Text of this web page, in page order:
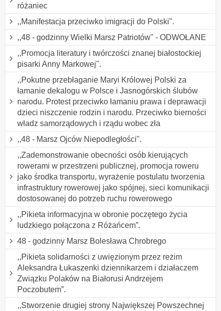
różaniec
,,Manifestacja przeciwko imigracji do Polski".
,,48 - godzinny Wielki Marsz Patriotów" - ODWOŁANE
,,Promocja literatury i twórczości znanej białostockiej
pisarki Anny Markowej".
,,Pokutne przebłaganie Maryi Królowej Polski za
łamanie dekalogu w Polsce i Jasnogórskich ślubów
narodu. Protest przeciwko łamaniu prawa i deprawacji
dzieci niszczenie rodzin i narodu. Przeciwko bierności
władz samorządowych i rządu wobec zła
,,48 - Marsz Ojców Niepodległości".
,,Zademonstrowanie obecności osób kierujących
rowerami w przestrzeni publicznej, promocja roweru
jako środka transportu, wyrażenie postulatu tworzenia
infrastruktury rowerowej jako spójnej, sieci komunikacji
dostosowanej do potrzeb ruchu rowerowego
,,Pikieta informacyjna w obronie poczętego życia
ludzkiego połączona z Różańcem”.
48 - godzinny Marsz Bolesława Chrobrego
,,Pikieta solidarności z uwięzionym przez reżim
Aleksandra Łukaszenki dziennikarzem i działaczem
Związku Polaków na Białorusi Andrzejem
Poczobutem”.
,,Stworzenie drugiej strony Największej Powszechnej